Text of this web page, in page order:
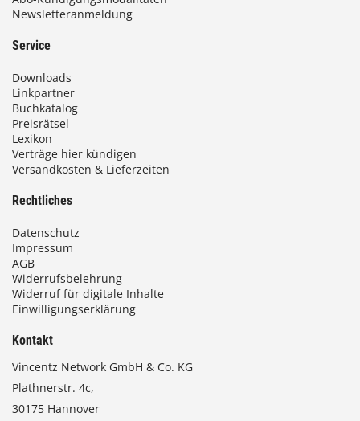
Newsletteranmeldung
Service
Downloads
Linkpartner
Buchkatalog
Preisrätsel
Lexikon
Verträge hier kündigen
Versandkosten & Lieferzeiten
Rechtliches
Datenschutz
Impressum
AGB
Widerrufsbelehrung
Widerruf für digitale Inhalte
Einwilligungserklärung
Kontakt
Vincentz Network GmbH & Co. KG
Plathnerstr. 4c,
30175 Hannover